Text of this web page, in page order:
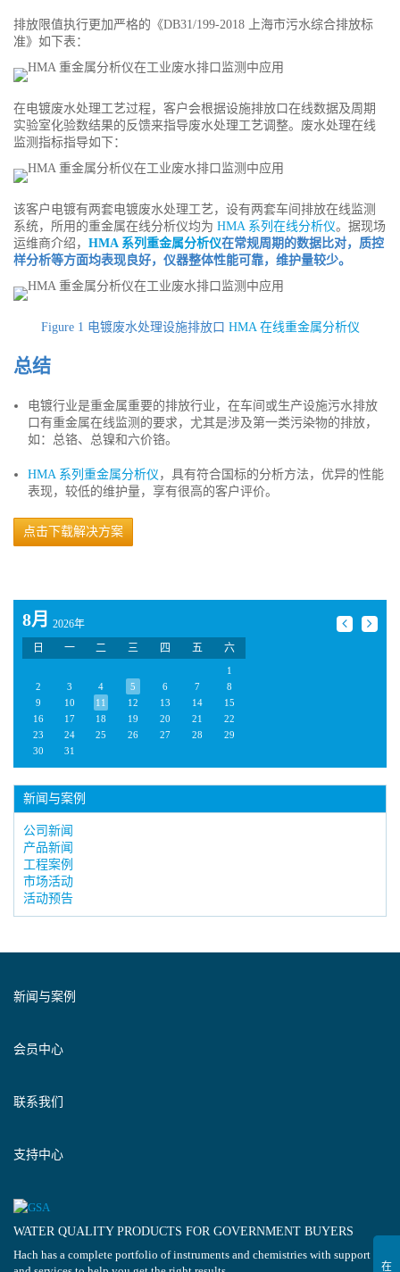
排放限值执行更加严格的《DB31/199-2018 上海市污水综合排放标
准》如下表：
在电镀废水处理工艺过程，客户会根据设施排放口在线数据及周期
实验室化验数结果的反馈来指导废水处理工艺调整。废水处理在线
监测指标指导如下：
该客户电镀有两套电镀废水处理工艺，设有两套车间排放在线监测
系统，所用的重金属在线分析仪均为 HMA 系列在线分析仪。据现场
运维商介绍， HMA 系列重金属分析仪在常规周期的数据比对，质控
样分析等方面均表现良好，仪器整体性能可靠，维护量较少。
Figure 1 电镀废水处理设施排放口 HMA 在线重金属分析仪
总结
电镀行业是重金属重要的排放行业，在车间或生产设施污水排放
口有重金属在线监测的要求，尤其是涉及第一类污染物的排放，
如：总铬、总镍和六价铬。
HMA 系列重金属分析仪 ，具有符合国标的分析方法，优异的性能
表现，较低的维护量，享有很高的客户评价。
点击下载解决方案
8月
2026年
日
一 二 三 四 五 六
1
2
3 4 5 6 7
8
9
10 11 12 13 14
15
16
17 18 19 20 21
22
23
24 25 26 27 28
29
30
31
新闻与案例
公司新闻
产品新闻
工程案例
市场活动
活动预告
新闻与案例
会员中心
联系我们
支持中心
WATER QUALITY PRODUCTS FOR GOVERNMENT BUYERS
Hach has a complete portfolio of instruments and chemistries with support